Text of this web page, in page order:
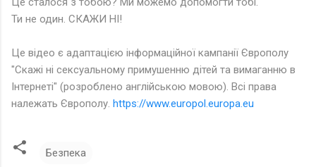
Ти не один. СКАЖИ НІ!
Це відео є адаптацією інформаційної кампанії Європолу
"Скажі ні сексуальному примушенню дітей та вимаганню в
Інтернеті" (розроблено англійською мовою). Всі права
належать Європолу. https://www.europol.europa.eu
Безпека